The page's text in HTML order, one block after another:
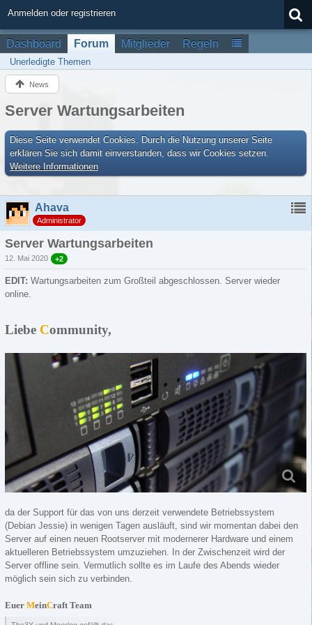
Anmelden oder registrieren
Dashboard Forum Mitglieder Regeln
Unerledigte Themen
News
Server Wartungsarbeiten
Diese Seite verwendet Cookies. Durch die Nutzung unserer Seite
erklären Sie sich damit einverstanden, dass wir Cookies setzen.
Weitere Informationen
Ahava
Administrator
Server Wartungsarbeiten
12. Mai 2020 +2
EDIT: Wartungsarbeiten zum Großteil abgeschlossen. Server wieder
online.
Liebe Community,
da der Support für das von uns derzeit verwendete Betriebssystem
(Debian Jessie) in wenigen Tagen ausläuft, sind wir momentan dabei den
Server auf einen neuen Rootserver mit modernerer Hardware und einem
aktuelleren Betriebssystem umzuziehen. In der Zwischenzeit wird der
Server offline sein. Vermutlich sollte es im Laufe des Abends wieder
möglich sein sich zu verbinden.
Euer MeinCraft Team